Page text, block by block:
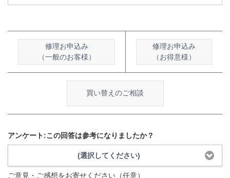
修理お申込み
（一般のお客様）
修理お申込み
（お得意様）
買い替えのご相談
アンケート:この回答は参考になりましたか？
(選択してください)
ご意見・ご感想をお寄せください（任意）